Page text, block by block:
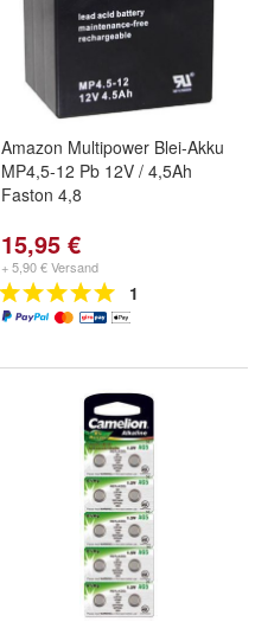
Amazon Multipower Blei-Akku
MP4,5-12 Pb 12V / 4,5Ah
Faston 4,8
15,95 €
+ 5,90 € Versand
1